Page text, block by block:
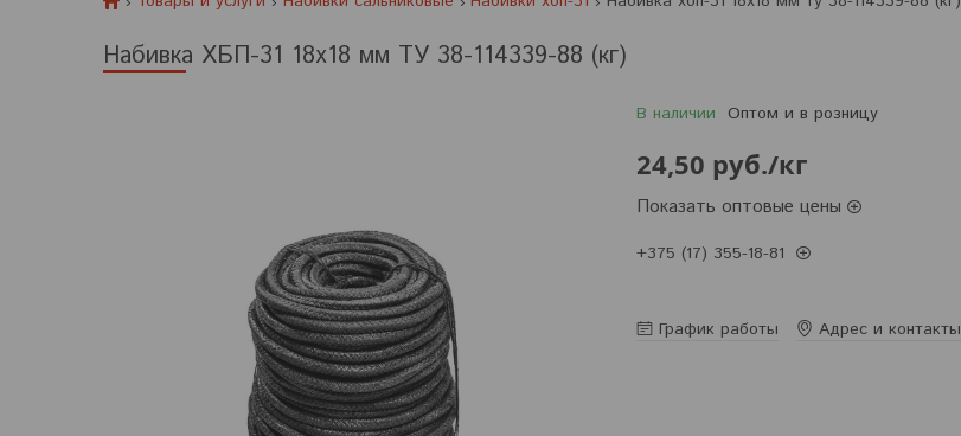
Набивка ХБП-31 18х18 мм ТУ 38-114339-88 (кг)
В наличии Оптом и в розницу
24,50 руб./кг
Показать оптовые цены
+375 (17) 355-18-81
График работы Адрес и контакты